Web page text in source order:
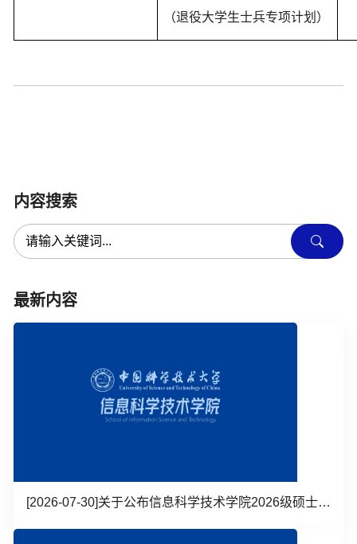
（退役大学生士兵专项计划）
内容搜索
最新内容
[2026-07-30]关于公布信息科学技术学院2026级硕士生学业奖学金名单的通知